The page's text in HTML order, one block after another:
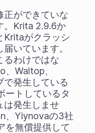
正ができていな
。Krita 2.9.6か
Kritaがクラッシ
いています。
るわけではな
Waltop、
で発生している
トしているタ
は発生しませ
、Yiynovaの3社
を無償提供して